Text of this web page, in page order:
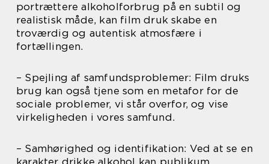
portrættere alkoholforbrug på en subtil og
realistisk måde, kan film druk skabe en
troværdig og autentisk atmosfære i
fortællingen.
– Spejling af samfundsproblemer: Film druks
brug kan også tjene som en metafor for de
sociale problemer, vi står overfor, og vise
virkeligheden i vores samfund.
– Samhørighed og identifikation: Ved at se en
karakter drikke alkohol kan publikum